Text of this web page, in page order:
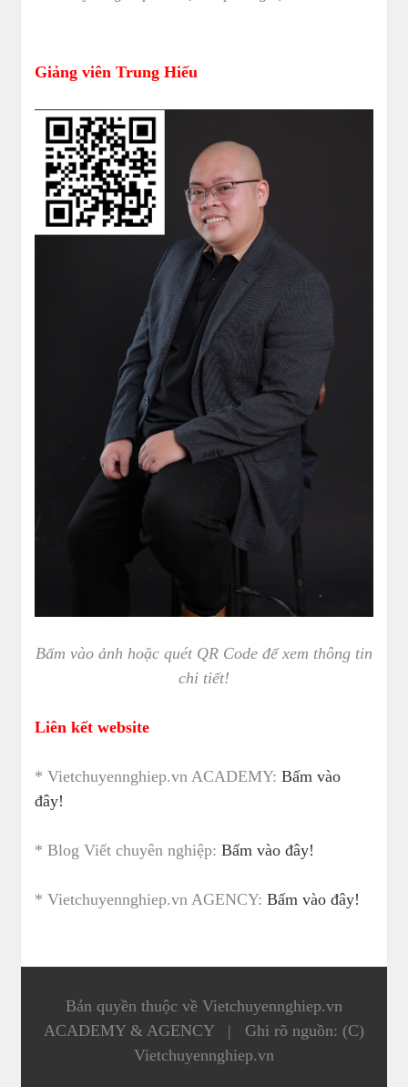
Giảng viên Trung Hiếu
Bấm vào ảnh hoặc quét QR Code để xem thông tin
chi tiết!
Liên kết website
* Vietchuyennghiep.vn ACADEMY:Bấm vào
đây!
* Blog Viết chuyên nghiệp:Bấm vào đây!
* Vietchuyennghiep.vn AGENCY:Bấm vào đây!
Bản quyền thuộc về Vietchuyennghiep.vn
ACADEMY & AGENCY
|
Ghi rõ nguồn: (C)
Vietchuyennghiep.vn